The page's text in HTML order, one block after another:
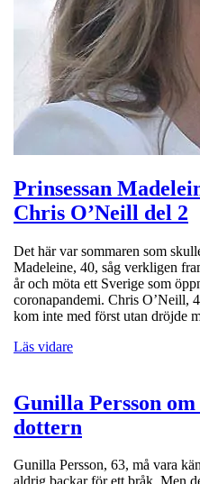
Prinsessan
Chris O’Neill del 2
Det här var sommaren som
Madeleine, 40, såg verkligen
år och möta ett Sverige som
coronapandemi. Chris O’Neill,
kom inte med först utan dröjde
Läs vidare
Gunilla Persson
dottern
Gunilla Persson, 63, må vara